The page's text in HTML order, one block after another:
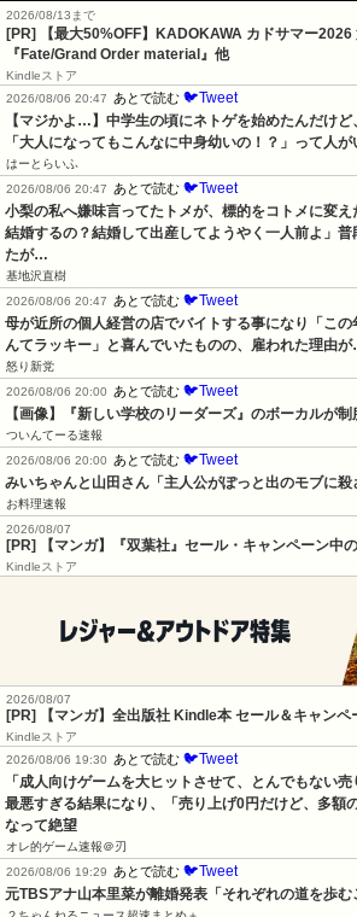
2026/08/13まで
[PR]
【最大50%OFF】KADOKAWA カドサマー2026
『Fate/Grand Order material』他
Kindleストア
2026/08/06 20:47
あとで読む 🐦Tweet
【マジかよ…】中学生の頃にネトゲを始めたんだけ
「大人になってもこんなに中身幼いの！？」って人
はーとらいふ
2026/08/06 20:47
あとで読む 🐦Tweet
小梨の私へ嫌味言ってたトメが、標的をコトメに変
結婚するの？結婚して出産してようやく一人前よ」
たが…
基地沢直樹
2026/08/06 20:47
あとで読む 🐦Tweet
母が近所の個人経営の店でバイトする事になり「こ
んてラッキー」と喜んでいたものの、雇われた理由
怒り新党
2026/08/06 20:00
あとで読む 🐦Tweet
【画像】『新しい学校のリーダーズ』のボーカルが
ついんてーる速報
2026/08/06 20:00
あとで読む 🐦Tweet
みいちゃんと山田さん「主人公がぽっと出のモブに
お料理速報
2026/08/07
[PR] 【マンガ】『双葉社』セール・キャンペーン中
Kindleストア
2026/08/07
[PR] 【マンガ】全出版社 Kindle本 セール＆キャンペ
Kindleストア
2026/08/06 19:30
あとで読む 🐦Tweet
「成人向けゲームを大ヒットさせて、とんでもない
最悪すぎる結果になり、「売り上げ0円だけど、多額
なって絶望
オレ的ゲーム速報＠刃
2026/08/06 19:29
あとで読む 🐦Tweet
元TBSアナ山本里菜が離婚発表「それぞれの道を歩む